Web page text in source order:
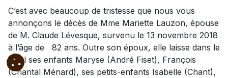
C’est avec beaucoup de tristesse que nous vous
annonçons le décès de Mme Mariette Lauzon, épouse
de M. Claude Lévesque, survenu le 13 novembre 2018
à l’âge de 82 ans. Outre son époux, elle laisse dans le
deuil ses enfants Maryse (André Fiset), François
(Chantal Ménard), ses petits-enfants Isabelle (Chant),